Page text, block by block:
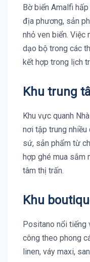
Bờ biển Amalfi
địa phương, sản
nhỏ ven biển. Việc
dạo bộ trong các
kết hợp trong lịch
Khu trung
Khu vực quanh
nơi tập trung nhiều
sứ, sản phẩm từ
hợp ghé mua sắm
tâm thị trấn.
Khu
Positano nổi tiếng
công theo phong
linen, váy maxi,